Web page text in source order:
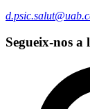
Segueix-nos a